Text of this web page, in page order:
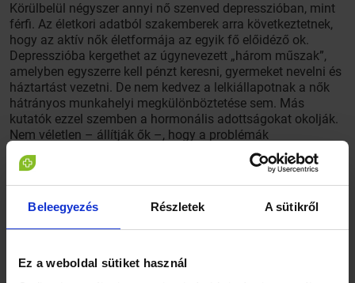
Beleegyezés Részletek A sütikről
Ez a weboldal sütiket használ
Körülbelül négyszer annyi nő szenved depresszióban, mint
férfi. Az életkori adatból szakemberek arra következtetnek,
hogy az aktív nők életformája az egyik fő előidéző ok.
Depresszióba kergethet az úgynevezett „három műszak”,
amelyben egyszerre kell pénzt keresni, gyermeket nevelni és
háztartást vezetni. De nem kedvez a lelkiállapotnak a nők
hátrányos munkahelyi megkülönböztetése sem. Más
kutatók ezzel szemben a hormonális adottságokat okolják.
Nem véletlen – állítják ők –, hogy a problémák
leggyakrabban a terhesség alatt, illetve a szülés után
jelentkeznek, amikor tudvalevőleg gyakran változik a női
nemi hormonszintje. Felmérések szerint a nők egytizede
lesz depressziós a terhesség alatt, 10–15 százalékuk pedig
a szülés után.